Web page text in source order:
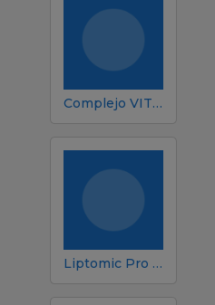
Complejo VIT-MIN Porcinos
Liptomic Pro Advance